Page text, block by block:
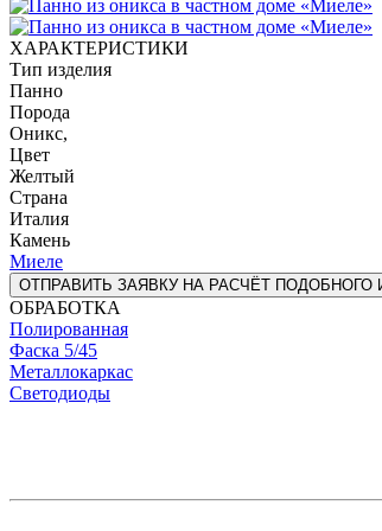
ХАРАКТЕРИСТИКИ
Тип изделия
Панно
Порода
Оникс,
Цвет
Желтый
Страна
Италия
Камень
Миеле
ОТПРАВИТЬ ЗАЯВКУ НА РАСЧЁТ ПОДОБНОГО
ОБРАБОТКА
Полированная
Фаска 5/45
Металлокаркас
Светодиоды